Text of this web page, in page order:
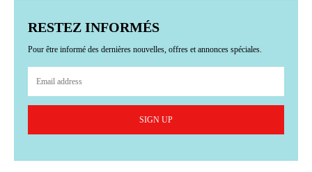
RESTEZ INFORMÉS
Pour être informé des dernières nouvelles, offres et annonces spéciales.
SIGN UP